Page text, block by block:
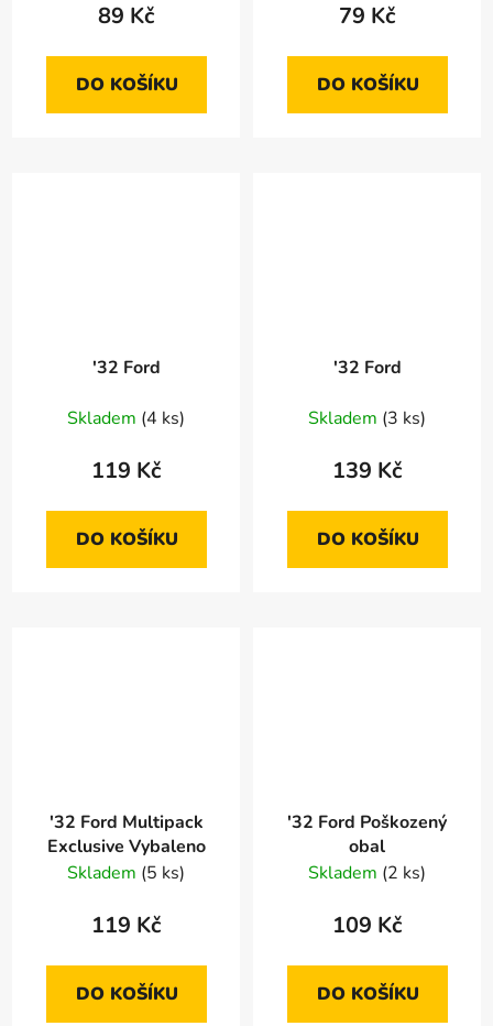
89 Kč
DO KOŠÍKU
79 Kč
DO KOŠÍKU
'32 Ford
Skladem (4 ks)
119 Kč
DO KOŠÍKU
'32 Ford
Skladem (3 ks)
139 Kč
DO KOŠÍKU
'32 Ford Multipack
Exclusive Vybaleno
Skladem (5 ks)
119 Kč
DO KOŠÍKU
'32 Ford Poškozený
obal
Skladem (2 ks)
109 Kč
DO KOŠÍKU